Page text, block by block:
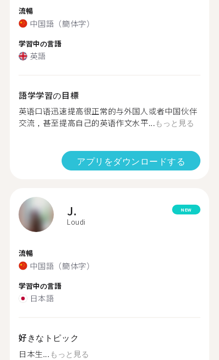
流暢
中国語（簡体字）
学習中の言語
英語
語学学習の目標
英语口语迅速提高很正常的与外国人或者中国伙伴
交流，甚至提高自己的英语作文水平...もっと見る
アプリをダウンロードする
J.
Loudi
NEW
流暢
中国語（簡体字）
学習中の言語
日本語
好きなトピック
日本生... もっと見る